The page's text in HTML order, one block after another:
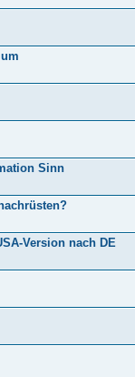
Sinn
Version nach DE